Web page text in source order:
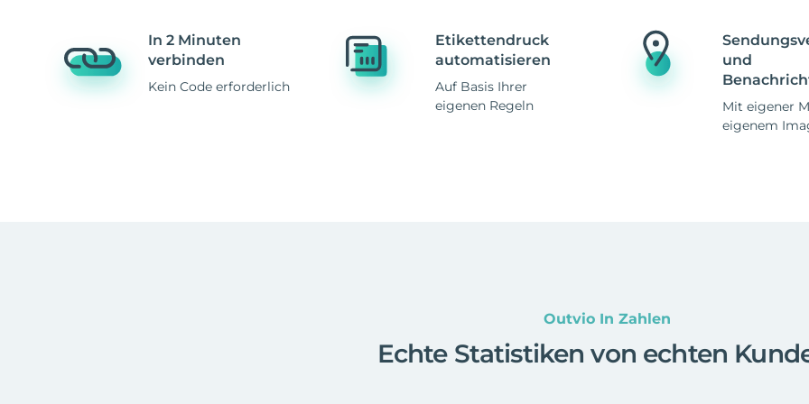
In 2 Minuten
verbinden
Kein Code erforderlich
Etikettendruck
automatisieren
Auf Basis Ihrer
eigenen Regeln
und
Mit eigener
eigenem
Outvio In Zahlen
Echte Statistiken von echten